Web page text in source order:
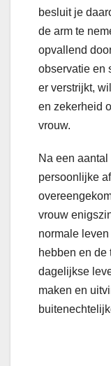
besluit je
de arm te
opvallend
observatie en
er verstrijkt,
en zekerheid
vrouw.
Na een
persoonlijke
vrouw
normale
hebben en
dagelijkse
maken en